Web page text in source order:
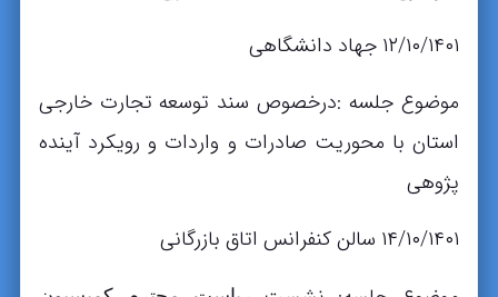
۱۲/۱۰/۱۴۰۱ جهاد دانشگاهی
موضوع جلسه :درخصوص سند توسعه تجارت خارجی
استان با محوریت صادرات و واردات و رویکرد آینده
پژوهی
۱۴/۱۰/۱۴۰۱ سالن کنفرانس اتاق بازرگانی